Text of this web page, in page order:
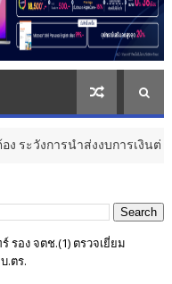
บการเงินต่อ ก.ล.ต. โดยไ
รอง จตช.(1) ตรวจเยี่ยม
.ตร.